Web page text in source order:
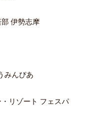
伊勢志摩
みんぴあ
リゾート フェスパ